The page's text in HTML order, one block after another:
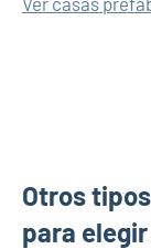
Otros
para